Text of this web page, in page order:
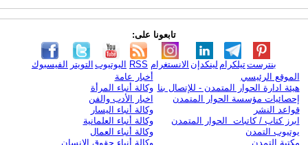
تابعونا على:
الفيسبوك التويتر اليوتيوب RSS الانستغرام لينكدإن تيلكرامبنترست
الموقع الرئيسي
هيئة ادارة الحوار المتمدن - للإتصال بنا
إحصائيات مؤسسة الحوار المتمدن
قواعد النشر
ابرز كتاب / كاتبات الحوار المتمدن
يوتيوب التمدن
مكتبة التمدن
أخبار عامة
وكالة أنباء المرأة
اخبار الأدب والفن
وكالة أنباء اليسار
وكالة أنباء العلمانية
وكالة أنباء العمال
وكالة أنباء حقوق الإنسان